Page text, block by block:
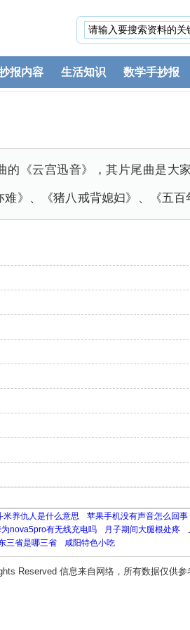
报内容 生活知识 数学手抄报
的《云宫迅音》，其片尾曲是
》、《猪八戒背媳妇》、《五百
米养仇人是什么意思 苹果手机没有声音怎么回事
为nova5pro有无线充电吗 月子期间大腿根处疼
三省是哪三省 咸阳特色小吃
Reserved 信息来自网络，所有数据仅供